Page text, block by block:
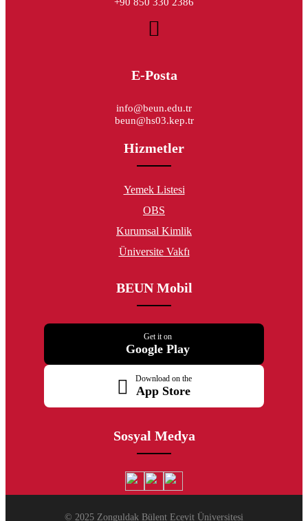
+90 850 330 2386
E-Posta
info@beun.edu.tr
beun@hs03.kep.tr
Hizmetler
Yemek Listesi
OBS
Kurumsal Kimlik
Üniversite Vakfı
BEUN Mobil
Get it on
Google Play
Download on the
App Store
Sosyal Medya
© 2025 Zonguldak Bülent Ecevit Üniversitesi